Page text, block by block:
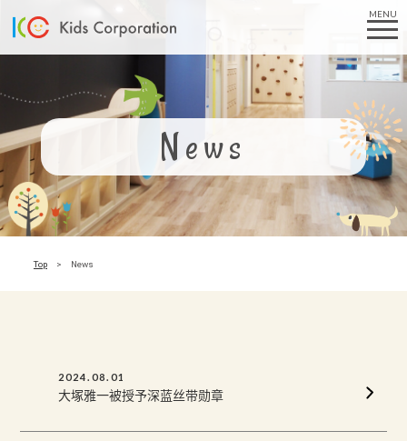
MENU
News
Top News
2024.08.01
大塚雅一被授予深蓝丝带勋章